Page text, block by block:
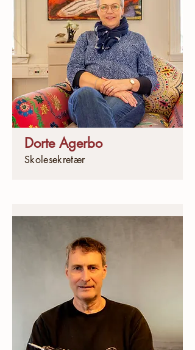
Dorte Agerbo
Skolesekretær